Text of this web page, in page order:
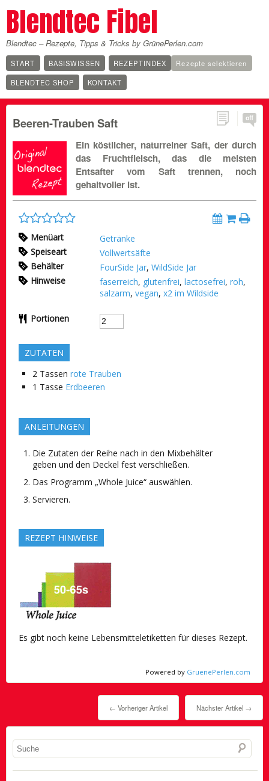
Blendtec Fibel
Blendtec – Rezepte, Tipps & Tricks by GrünePerlen.com
START BASISWISSEN REZEPTINDEX
Rezepte selektieren
BLENDTEC SHOP
KONTAKT
off
Beeren-Trauben Saft
Ein köstlicher, naturreiner Saft, der durch
das Fruchtfleisch, das die meisten
Entsafter vom Saft trennen, noch
gehaltvoller ist.
Menüart
Getränke
Speiseart
Vollwertsäfte
Behälter
FourSide Jar, WildSide Jar
Hinweise
faserreich, glutenfrei, lactosefrei, roh,
salzarm, vegan, x2 im Wildside
Portionen
ZUTATEN
2 Tassen rote Trauben
1 Tasse Erdbeeren
ANLEITUNGEN
Die Zutaten der Reihe nach in den Mixbehälter
geben und den Deckel fest verschließen.
Das Programm „Whole Juice“ auswählen.
Servieren.
REZEPT HINWEISE
Es gibt noch keine Lebensmitteletiketten für dieses Rezept.
Powered by GruenePerlen.com
Nächster Artikel →
← Vorheriger Artikel